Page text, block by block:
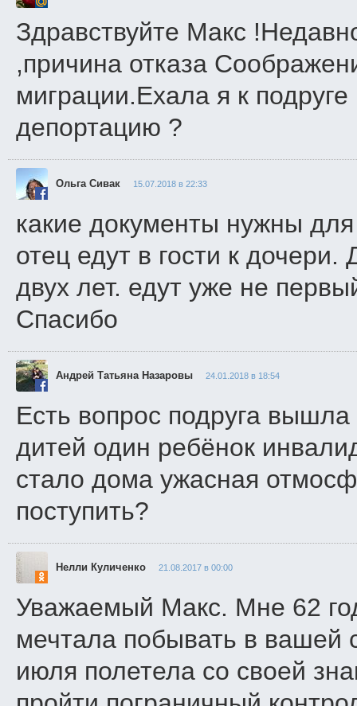
Здравствуйте Макс
,причина отказа
миграции.Ехала я к
депортацию ?
Ольга Сивак 15.07.2018 в 22:33
какие документы нужны
отец едут в гости к
двух лет. едут уже не
Спасибо
Андрей Татьяна Назаровы 24.01.2018 в 18:54
Есть вопрос подруга
дитей один ребёнок
стало дома ужасная
поступить?
Нелли Куличенко 21.08.2017 в 00:00
Уважаемый Макс. Мне 62
мечтала побывать в вашей
июля полетела со своей